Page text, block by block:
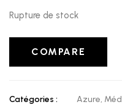
Rupture de stock
COMPARE
Catégories : Azure,